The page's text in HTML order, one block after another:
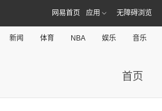
网易首页 应用 无障碍浏览
新闻 体育 NBA 娱乐 音乐
首页